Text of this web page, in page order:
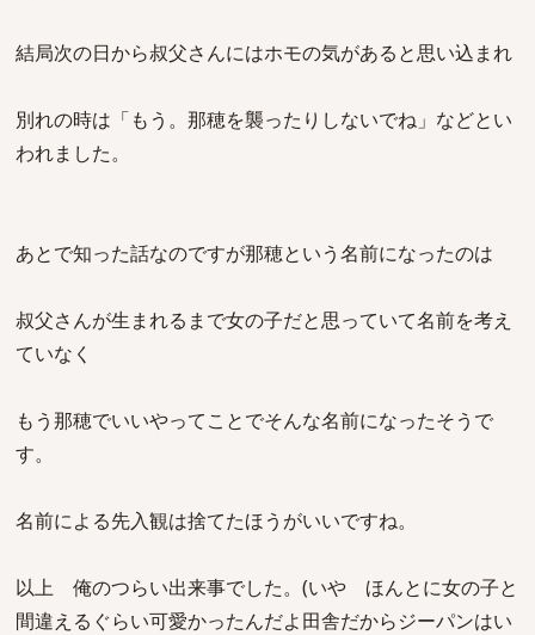
結局次の日から叔父さんにはホモの気があると思い込まれ
別れの時は「もう。那穂を襲ったりしないでね」などとい
われました。
あとで知った話なのですが那穂という名前になったのは
叔父さんが生まれるまで女の子だと思っていて名前を考え
ていなく
もう那穂でいいやってことでそんな名前になったそうで
す。
名前による先入観は捨てたほうがいいですね。
以上 俺のつらい出来事でした。(いや ほんとに女の子と
間違えるぐらい可愛かったんだよ田舎だからジーパンはい